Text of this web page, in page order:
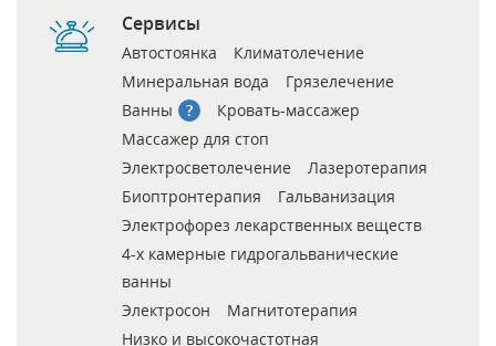
Сервисы
Автостоянка
Климатолечение
Минеральная вода
Грязелечение
Ванны
Кровать-массажер
Массажер для стоп
Электросветолечение
Лазеротерапия
Биоптронтерапия
Гальванизация
Электрофорез лекарственных веществ
4-х камерные гидрогальванические
ванны
Электросон
Магнитотерапия
Низко и высокочастотная